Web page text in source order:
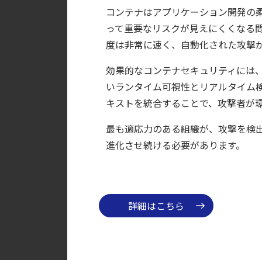
【ブログ】CNAPP選定ガイド｜計画フェー
【ブログ】コンテナセキュリティとは？ク
【ブログ】AI が 2026 年に脅威の状況を根本
【ブログ】CSPMとは？クラウド構成ミス
【お知らせ】ブログを更新しました
【ブログ】CISO のための Headless Cloud
【ブログ】CTEMとは何か｜攻撃者視点でク
コンテナはアプリケーション開発の
って重要なリスクが見えにくくなる
度は非常に速く、自動化された攻撃
効果的なコンテナセキュリティには
いランタイム可視性とリアルタイム
キストを統合することで、攻撃者が
最も適応力のある組織が、攻撃を検
進化させ続ける必要があります。
詳細はこちら